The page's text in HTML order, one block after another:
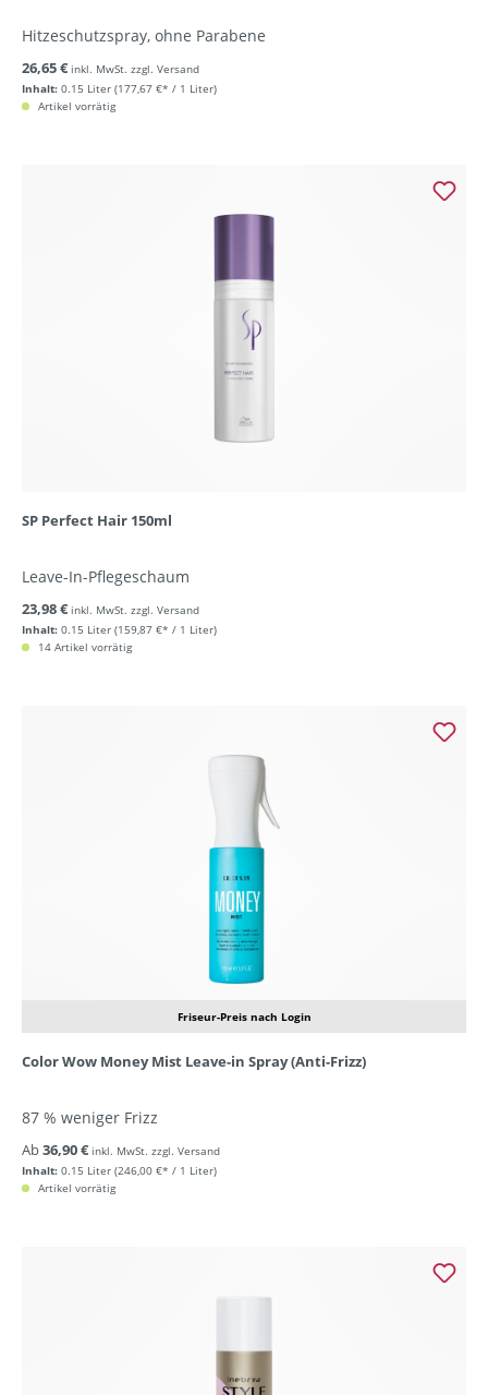
Hitzeschutzspray, ohne Parabene
Inhalt: 0.15 Liter (177,67 €* / 1 Liter)
26,65 € inkl. MwSt. zzgl. Versand
Artikel vorrätig
SP Perfect Hair 150ml
Leave-In-Pflegeschaum
Inhalt: 0.15 Liter (159,87 €* / 1 Liter)
23,98 € inkl. MwSt. zzgl. Versand
14 Artikel vorrätig
Friseur-Preis nach Login
Color Wow Money Mist Leave-in Spray (Anti-Frizz)
87 % weniger Frizz
Inhalt: 0.15 Liter (246,00 €* / 1 Liter)
Ab36,90 € inkl. MwSt. zzgl. Versand
Artikel vorrätig